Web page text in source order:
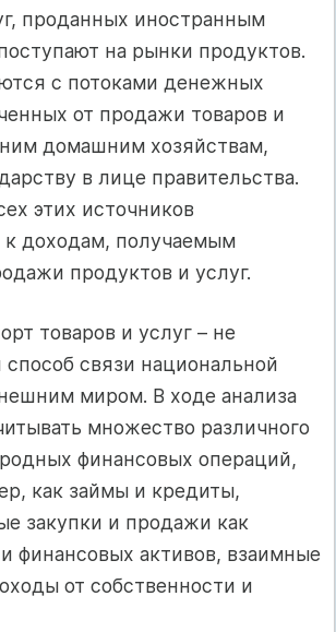
проданных иностранным
на рынки продуктов.
с потоками денежных
от продажи товаров и
домашним хозяйствам,
в лице правительства.
этих источников
к доходам, получаемым
продуктов и услуг.
товаров и услуг – не
связи национальной
миром. В ходе анализа
множество различного
финансовых операций,
как займы и кредиты,
закупки и продажи как
финансовых активов, взаимные
от собственности и